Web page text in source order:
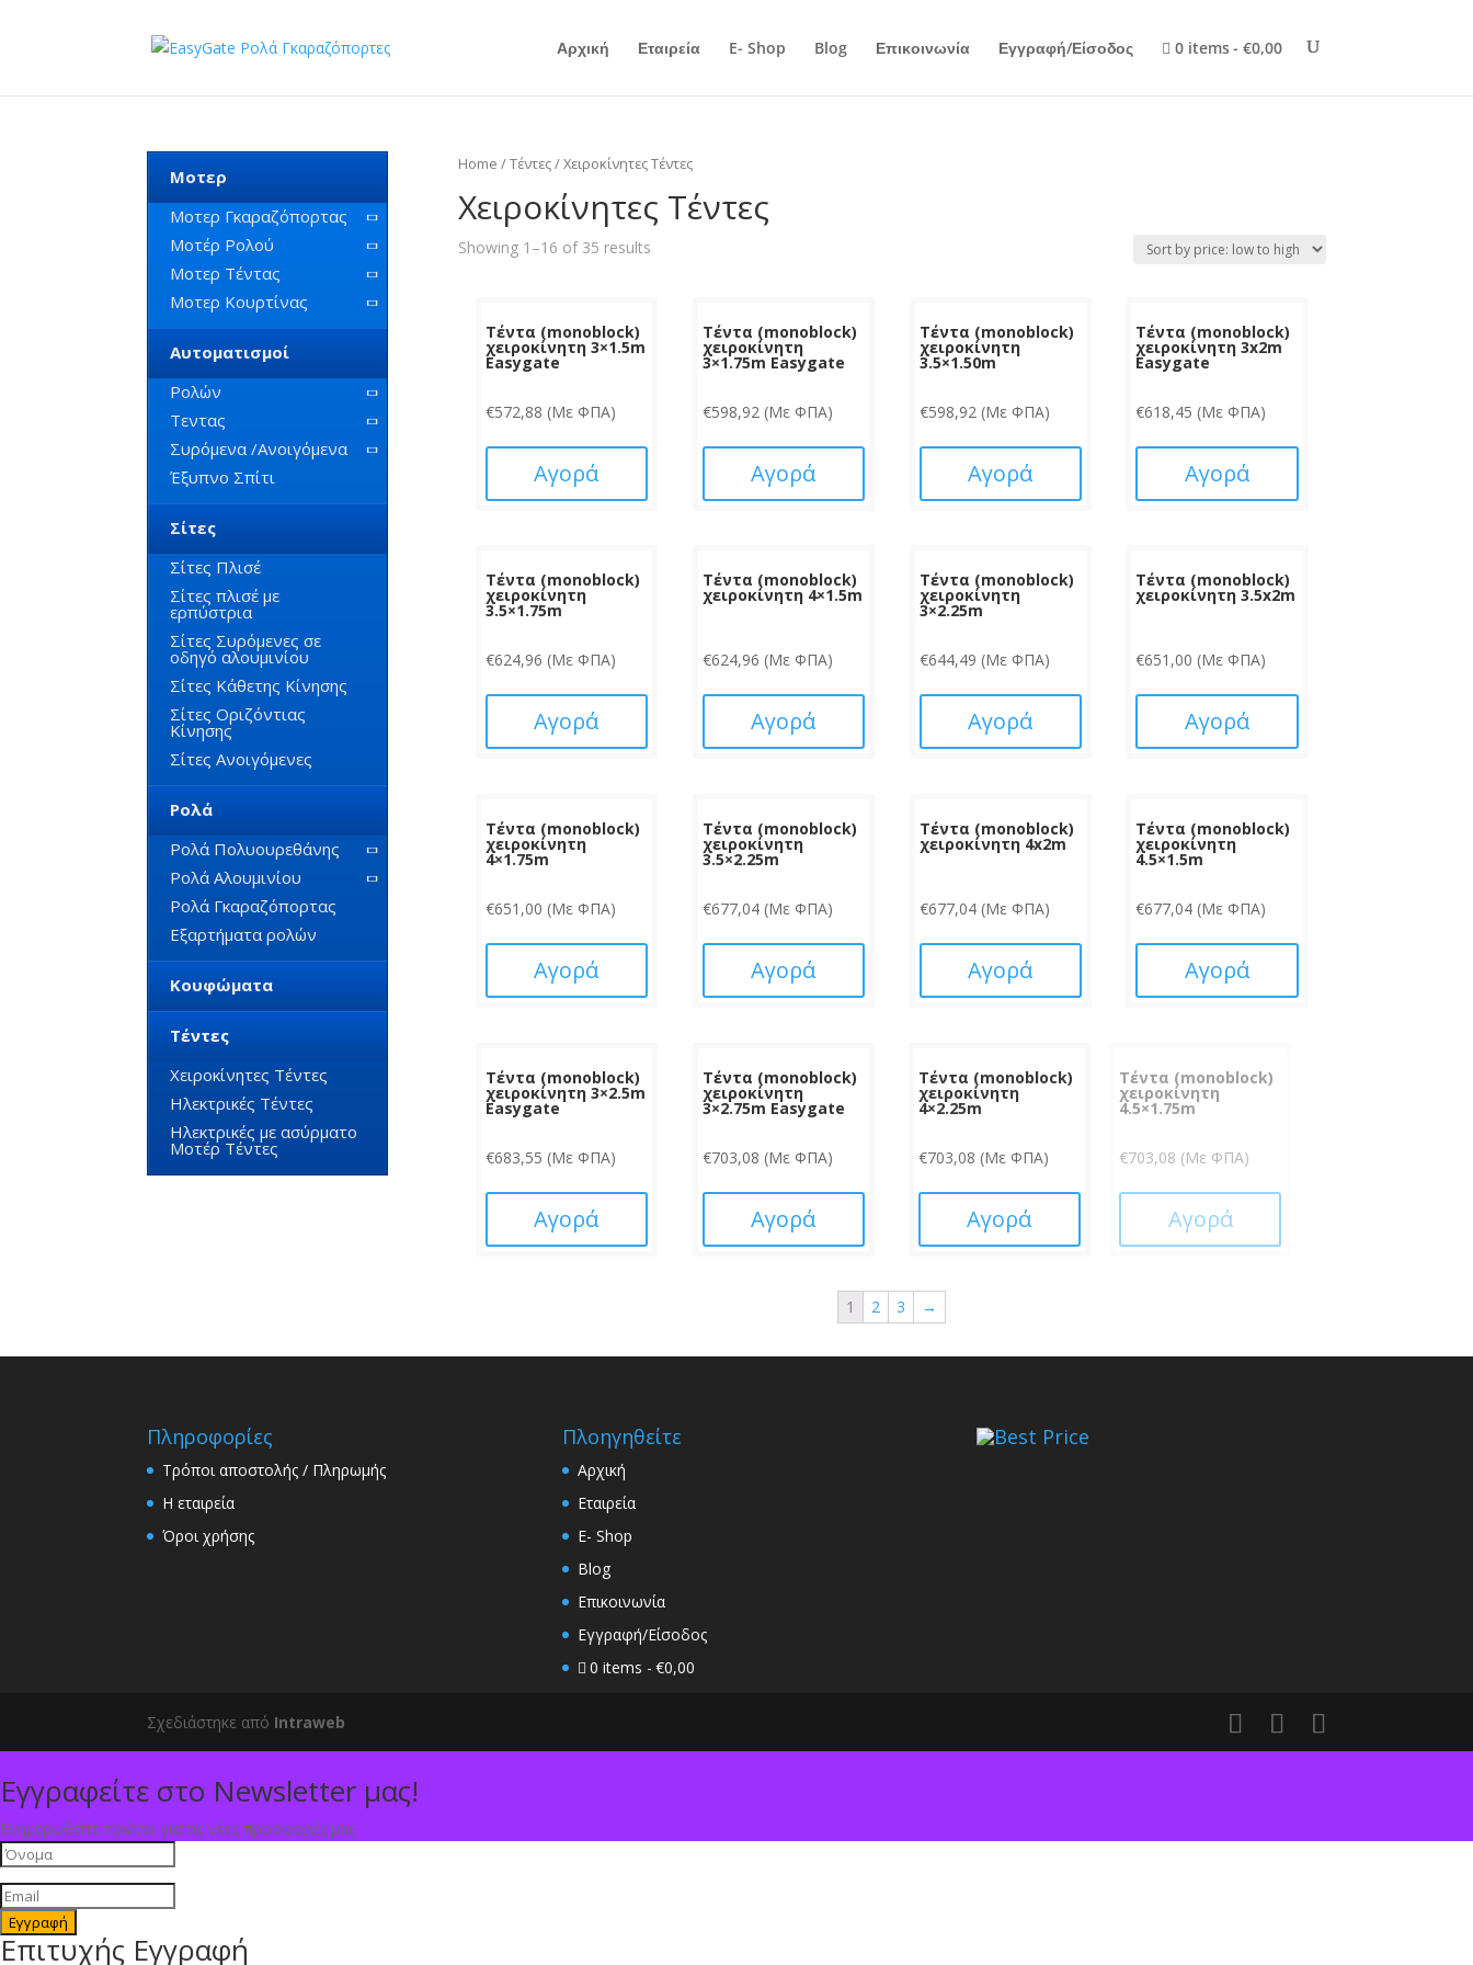
Αρχική Εταιρεία E- Shop Blog Επικοινωνία Εγγραφή/Είσοδος 0 items €0,00
Home /Τέντες/ Χειροκίνητες Τέντες
Χειροκίνητες Τέντες
Showing 1–16 of 35 results
Τέντα (monoblock)
χειροκίνητη 3×1.5m
Easygate
€572,88 (Με ΦΠΑ)
Αγορά
Τέντα (monoblock)
χειροκίνητη
3×1.75m Easygate
€598,92 (Με ΦΠΑ)
Αγορά
Τέντα (monoblock)
χειροκίνητη
3.5×1.50m
€598,92 (Με ΦΠΑ)
Αγορά
Τέντα (monoblock)
χειροκίνητη 3x2m
Easygate
€618,45 (Με ΦΠΑ)
Αγορά
Τέντα (monoblock)
χειροκίνητη
3.5×1.75m
€624,96 (Με ΦΠΑ)
Αγορά
Τέντα (monoblock)
χειροκίνητη 4×1.5m
€624,96 (Με ΦΠΑ)
Αγορά
Τέντα (monoblock)
χειροκίνητη
3×2.25m
€644,49 (Με ΦΠΑ)
Αγορά
Τέντα (monoblock)
χειροκίνητη 3.5x2m
€651,00 (Με ΦΠΑ)
Αγορά
Τέντα (monoblock)
χειροκίνητη
4×1.75m
€651,00 (Με ΦΠΑ)
Αγορά
Τέντα (monoblock)
χειροκίνητη
3.5×2.25m
€677,04 (Με ΦΠΑ)
Αγορά
Τέντα (monoblock)
χειροκίνητη 4x2m
€677,04 (Με ΦΠΑ)
Αγορά
Τέντα (monoblock)
χειροκίνητη
4.5×1.5m
€677,04 (Με ΦΠΑ)
Αγορά
Τέντα (monoblock)
χειροκίνητη 3×2.5m
Easygate
€683,55 (Με ΦΠΑ)
Αγορά
Τέντα (monoblock)
χειροκίνητη
3×2.75m Easygate
€703,08 (Με ΦΠΑ)
Αγορά
Τέντα (monoblock)
χειροκίνητη
4×2.25m
€703,08 (Με ΦΠΑ)
Αγορά
Τέντα (monoblock)
χειροκίνητη
4.5×1.75m
€703,08 (Με ΦΠΑ)
Αγορά
1 2 3 →
Μοτερ
Μοτερ Γκαραζόπορτας
Μοτέρ Ρολού
Μοτερ Τέντας
Μοτερ Κουρτίνας
Αυτοματισμοί
Ρολών
Τεντας
Συρόμενα /Ανοιγόμενα
Έξυπνο Σπίτι
Σίτες
Σίτες Πλισέ
Σίτες πλισέ με
ερπύστρια
Σίτες Συρόμενες σε
οδηγό αλουμινίου
Σίτες Κάθετης Κίνησης
Σίτες Οριζόντιας
Κίνησης
Σίτες Ανοιγόμενες
Ρολά
Ρολά Πολυουρεθάνης
Ρολά Αλουμινίου
Ρολά Γκαραζόπορτας
Εξαρτήματα ρολών
Κουφώματα
Τέντες
Χειροκίνητες Τέντες
Ηλεκτρικές Τέντες
Ηλεκτρικές με ασύρματο
Μοτέρ Τέντες
Πληροφορίες
Τρόποι αποστολής / Πληρωμής
Η εταιρεία
Όροι χρήσης
Πλοηγηθείτε
Αρχική
Εταιρεία
E- Shop
Blog
Επικοινωνία
Εγγραφή/Είσοδος
0 items
€0,00
Best Price
Σχεδιάστηκε από Intraweb
Εγγραφείτε στο Newsletter μας!
Ενημερωθείτε πρώτοι για τις νέες προσφορές μας
Εγγραφή
Επιτυχής Εγγραφή